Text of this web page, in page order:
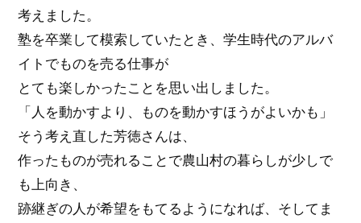
考えました。
塾を卒業して模索していたとき、学生時代のアルバ
イトでものを売る仕事が
とても楽しかったことを思い出しました。
「人を動かすより、ものを動かすほうがよいかも」
そう考え直した芳徳さんは、
作ったものが売れることで農山村の暮らしが少しで
も上向き、
跡継ぎの人が希望をもてるようになれば、そしてま